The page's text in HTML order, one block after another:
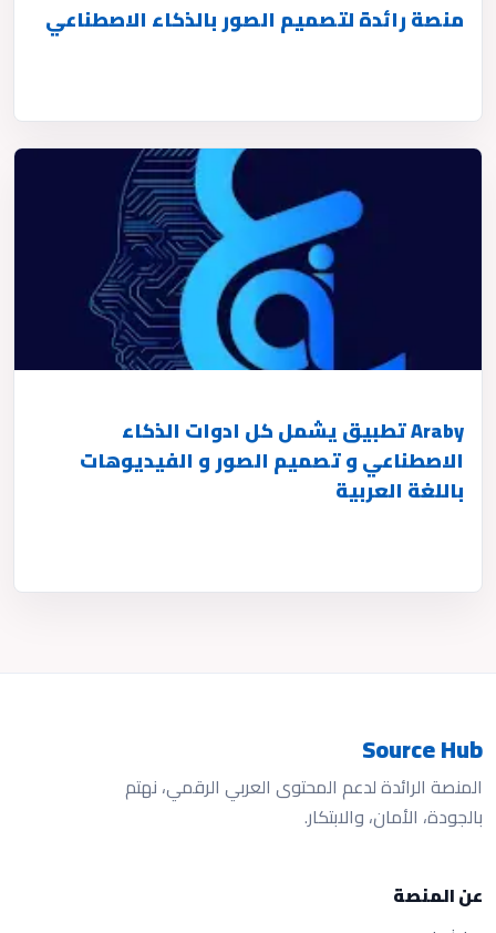
منصة رائدة لتصميم الصور بالذكاء الاصطناعي
Araby تطبيق يشمل كل ادوات الذكاء
الاصطناعي و تصميم الصور و الفيديوهات
باللغة العربية
Source Hub
المنصة الرائدة لدعم المحتوى العربي الرقمي، نهتم
بالجودة، الأمان، والابتكار.
عن المنصة